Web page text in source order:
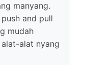
manyang.
and pull
mudah
alat nyang